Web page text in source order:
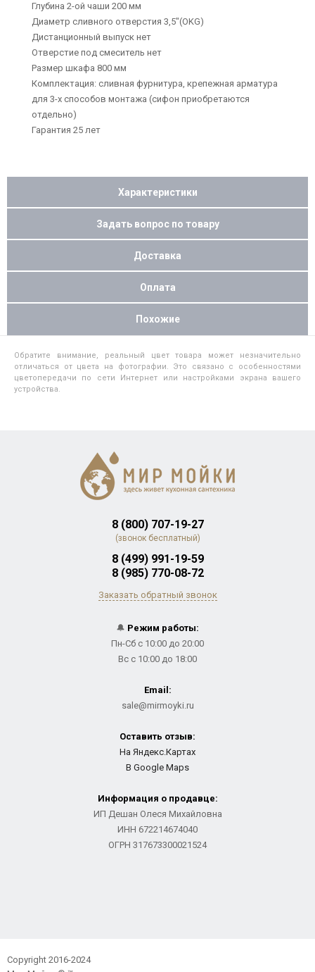
Глубина 2-ой чаши 200 мм
Диаметр сливного отверстия 3,5"(OKG)
Дистанционный выпуск нет
Отверстие под смеситель нет
Размер шкафа 800 мм
Комплектация: сливная фурнитура, крепежная арматура
для 3-х способов монтажа (сифон приобретаются
отдельно)
Гарантия 25 лет
Характеристики
Задать вопрос по товару
Доставка
Оплата
Похожие
Обратите внимание, реальный цвет товара может незначительно
отличаться от цвета на фотографии. Это связано с особенностями
цветопередачи по сети Интернет или настройками экрана вашего
устройства.
8 (800) 707-19-27
(звонок бесплатный)
8 (499) 991-19-59
8 (985) 770-08-72
Заказать обратный звонок
🔔 Режим работы:
Пн-Сб с 10:00 до 20:00
Вс с 10:00 до 18:00
Email:
sale@mirmoyki.ru
Оставить отзыв:
На Яндекс.Картах
В Google Maps
Информация о продавце:
ИП Дешан Олеся Михайловна
ИНН 672214674040
ОГРН 317673300021524
Copyright 2016-2024